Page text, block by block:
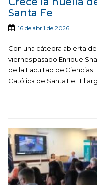
Santa Fe
16 de abril de 2026
Con una cátedra abierta
viernes pasado Enrique
de la Facultad de Ciencias
Católica de Santa Fe. El